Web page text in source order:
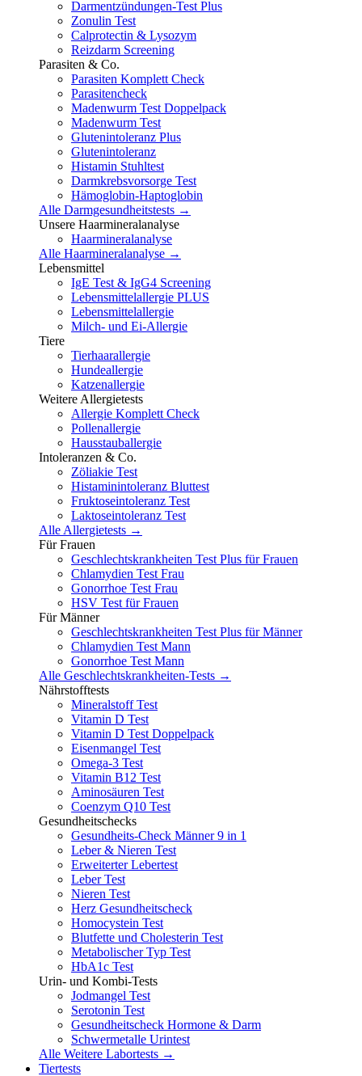
Darmentzündungen-Test Plus
Zonulin Test
Calprotectin & Lysozym
Reizdarm Screening
Parasiten & Co.
Parasiten Komplett Check
Parasitencheck
Madenwurm Test Doppelpack
Madenwurm Test
Glutenintoleranz Plus
Glutenintoleranz
Histamin Stuhltest
Darmkrebsvorsorge Test
Hämoglobin-Haptoglobin
Alle Darmgesundheitstests →
Unsere Haarmineralanalyse
Haarmineralanalyse
Alle Haarmineralanalyse →
Lebensmittel
IgE Test & IgG4 Screening
Lebensmittelallergie PLUS
Lebensmittelallergie
Milch- und Ei-Allergie
Tiere
Tierhaarallergie
Hundeallergie
Katzenallergie
Weitere Allergietests
Allergie Komplett Check
Pollenallergie
Hausstauballergie
Intoleranzen & Co.
Zöliakie Test
Histaminintoleranz Bluttest
Fruktoseintoleranz Test
Laktoseintoleranz Test
Alle Allergietests →
Für Frauen
Geschlechtskrankheiten Test Plus für Frauen
Chlamydien Test Frau
Gonorrhoe Test Frau
HSV Test für Frauen
Für Männer
Geschlechtskrankheiten Test Plus für Männer
Chlamydien Test Mann
Gonorrhoe Test Mann
Alle Geschlechtskrankheiten-Tests →
Nährstofftests
Mineralstoff Test
Vitamin D Test
Vitamin D Test Doppelpack
Eisenmangel Test
Omega-3 Test
Vitamin B12 Test
Aminosäuren Test
Coenzym Q10 Test
Gesundheitschecks
Gesundheits-Check Männer 9 in 1
Leber & Nieren Test
Erweiterter Lebertest
Leber Test
Nieren Test
Herz Gesundheitscheck
Homocystein Test
Blutfette und Cholesterin Test
Metabolischer Typ Test
HbA1c Test
Urin- und Kombi-Tests
Jodmangel Test
Serotonin Test
Gesundheitscheck Hormone & Darm
Schwermetalle Urintest
Alle Weitere Labortests →
Tiertests